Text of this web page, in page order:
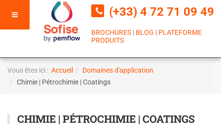
(+33) 4 72 71 09 49
BROCHURES | BLOG | PLATEFORME
PRODUITS
Vous êtes ici : Accueil
Domaines d'application
Chimie | Pétrochimie | Coatings
CHIMIE | PÉTROCHIMIE | COATINGS